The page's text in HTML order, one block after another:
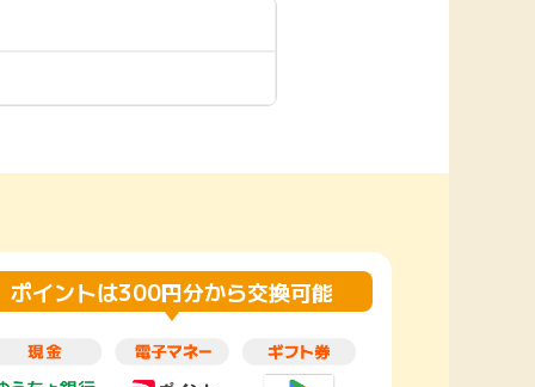
100P
ポイントは300円分から交換可能